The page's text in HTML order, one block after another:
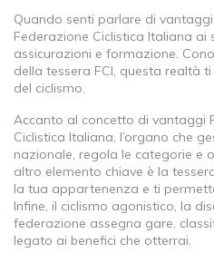
Quando senti parlare di vantaggi
Federazione Ciclistica Italiana ai
assicurazioni e formazione.
della tessera FCI, questa realtà
del ciclismo.
Accanto al concetto di vantaggi
Ciclistica Italiana, l’organo che
nazionale, regola le categorie e
altro elemento chiave è la
la tua appartenenza e ti
Infine, il ciclismo agonistico, la
federazione assegna gare,
legato ai benefici che otterrai.